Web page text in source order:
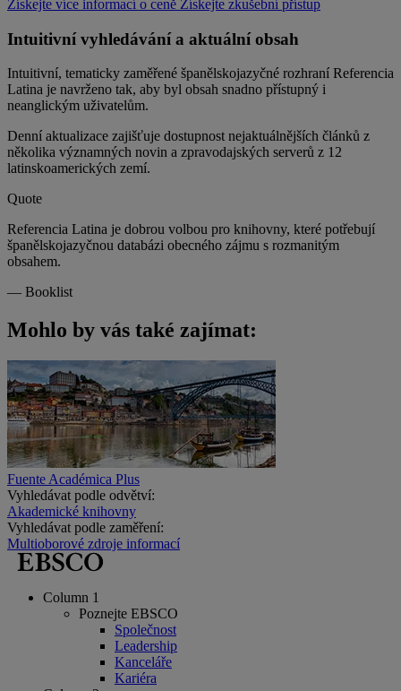
Získejte více informací o ceně Získejte zkušební přístup
Intuitivní vyhledávání a aktuální obsah
Intuitivní, tematicky zaměřené španělskojazyčné rozhraní Referencia
Latina je navrženo tak, aby byl obsah snadno přístupný i
neanglickým uživatelům.
Denní aktualizace zajišťuje dostupnost nejaktuálnějších článků z
několika významných novin a zpravodajských serverů z 12
latinskoamerických zemí.
Quote
Referencia Latina je dobrou volbou pro knihovny, které potřebují
španělskojazyčnou databázi obecného zájmu s rozmanitým
obsahem.
— Booklist
Mohlo by vás také zajímat:
Fuente Académica Plus
Vyhledávat podle odvětví:
Akademické knihovny
Vyhledávat podle zaměření:
Multioborové zdroje informací
Column 1
Poznejte EBSCO
Společnost
Leadership
Kanceláře
Kariéra